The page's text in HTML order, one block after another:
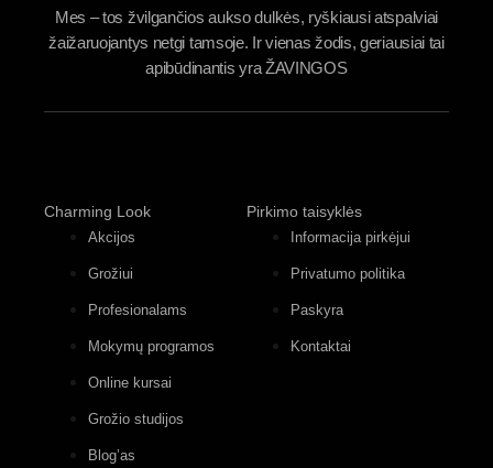
Mes – tos žvilgančios aukso dulkės, ryškiausi atspalviai
žaižaruojantys netgi tamsoje. Ir vienas žodis, geriausiai tai
apibūdinantis yra ŽAVINGOS
Charming Look
Akcijos
Grožiui
Profesionalams
Mokymų programos
Online kursai
Grožio studijos
Blog’as
Pirkimo taisyklės
Informacija pirkėjui
Privatumo politika
Paskyra
Kontaktai